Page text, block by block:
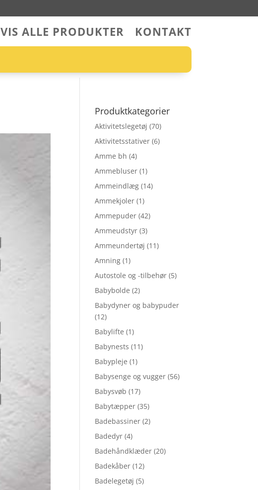
VIS ALLE PRODUKTER KONTAKT
Produktkategorier
Aktivitetslegetøj (70)
Aktivitetsstativer (6)
Amme bh (4)
Ammebluser (1)
Ammeindlæg (14)
Ammekjoler (1)
Ammepuder (42)
Ammeudstyr (3)
Ammeundertøj (11)
Amning (1)
Autostole og -tilbehør (5)
Babybolde (2)
Babydyner og babypuder
(12)
Babylifte (1)
Babynests (11)
Babypleje (1)
Babysenge og vugger (56)
Babysvøb (17)
Babytæpper (35)
Badebassiner (2)
Badedyr (4)
Badehåndklæder (20)
Badekåber (12)
Badelegetøj (5)